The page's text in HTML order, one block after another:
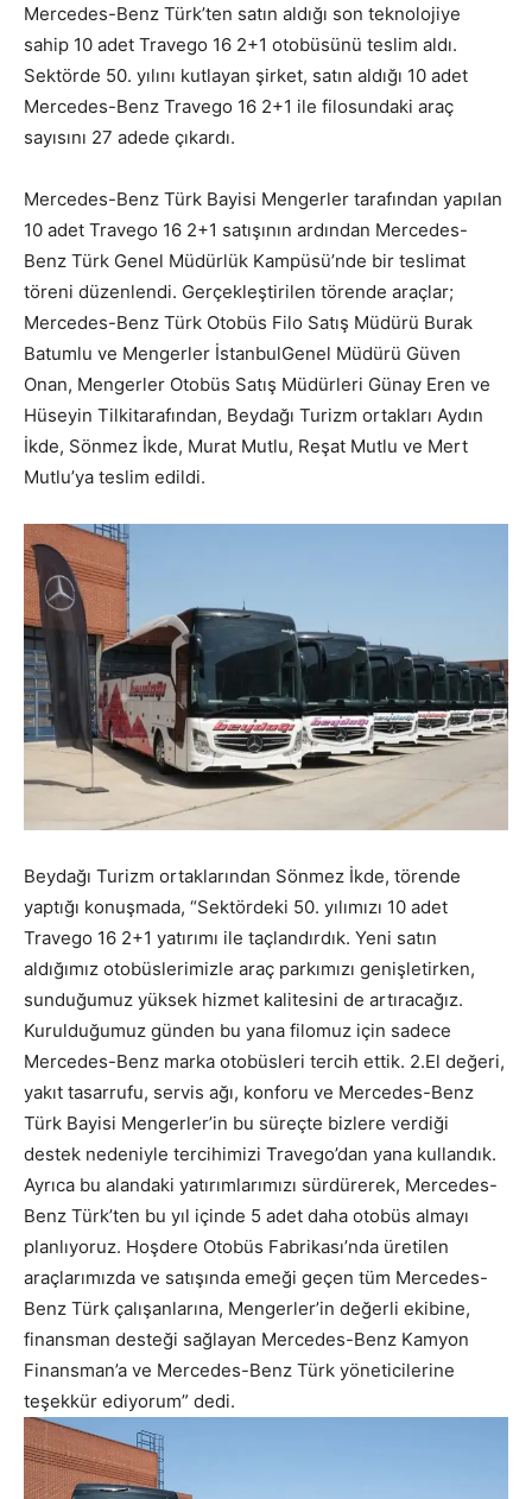
Mercedes-Benz Türk’ten satın aldığı son teknolojiye
sahip 10 adet Travego 16 2+1 otobüsünü teslim aldı.
Sektörde 50. yılını kutlayan şirket, satın aldığı 10 adet
Mercedes-Benz Travego 16 2+1 ile filosundaki araç
sayısını 27 adede çıkardı.
Mercedes-Benz Türk Bayisi Mengerler tarafından yapılan
10 adet Travego 16 2+1 satışının ardından Mercedes-
Benz Türk Genel Müdürlük Kampüsü’nde bir teslimat
töreni düzenlendi. Gerçekleştirilen törende araçlar;
Mercedes-Benz Türk Otobüs Filo Satış Müdürü Burak
Batumlu ve Mengerler İstanbulGenel Müdürü Güven
Onan, Mengerler Otobüs Satış Müdürleri Günay Eren ve
Hüseyin Tilkitarafından, Beydağı Turizm ortakları Aydın
İkde, Sönmez İkde, Murat Mutlu, Reşat Mutlu ve Mert
Mutlu’ya teslim edildi.
Beydağı Turizm ortaklarından Sönmez İkde, törende
yaptığı konuşmada, “Sektördeki 50. yılımızı 10 adet
Travego 16 2+1 yatırımı ile taçlandırdık. Yeni satın
aldığımız otobüslerimizle araç parkımızı genişletirken,
sunduğumuz yüksek hizmet kalitesini de artıracağız.
Kurulduğumuz günden bu yana filomuz için sadece
Mercedes-Benz marka otobüsleri tercih ettik. 2.El değeri,
yakıt tasarrufu, servis ağı, konforu ve Mercedes-Benz
Türk Bayisi Mengerler’in bu süreçte bizlere verdiği
destek nedeniyle tercihimizi Travego’dan yana kullandık.
Ayrıca bu alandaki yatırımlarımızı sürdürerek, Mercedes-
Benz Türk’ten bu yıl içinde 5 adet daha otobüs almayı
planlıyoruz. Hoşdere Otobüs Fabrikası’nda üretilen
araçlarımızda ve satışında emeği geçen tüm Mercedes-
Benz Türk çalışanlarına, Mengerler’in değerli ekibine,
finansman desteği sağlayan Mercedes-Benz Kamyon
Finansman’a ve Mercedes-Benz Türk yöneticilerine
teşekkür ediyorum” dedi.